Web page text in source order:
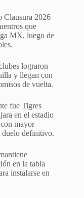
Clausura 2026
que
MX, luego de
lograron
y llegan con
de vuelta.
fue Tigres
en el estadio
mayor
duelo definitivo.
en la tabla
instalarse en